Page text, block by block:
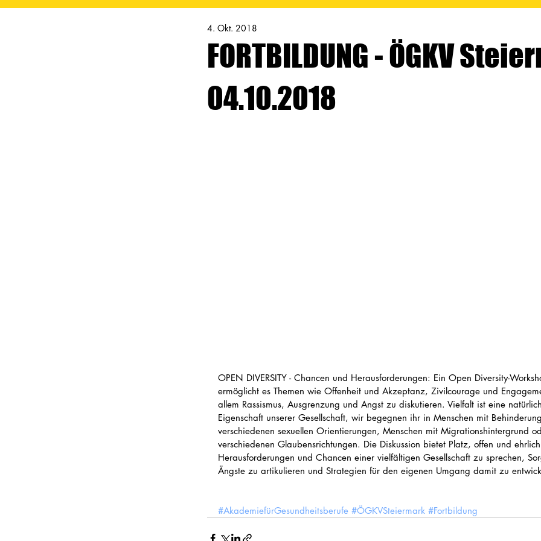
FORTBILDUNG - ÖGKV
04.10.2018
4. Okt. 2018
OPEN DIVERSITY - Chancen und Herausforderungen: Ein Open Diversity-
ermöglicht es Themen wie Offenheit und Akzeptanz, Zivilcourage und
allem Rassismus, Ausgrenzung und Angst zu diskutieren. Vielfalt ist eine
Eigenschaft unserer Gesellschaft, wir begegnen ihr in Menschen mit
verschiedenen sexuellen Orientierungen, Menschen mit Migrationshintergrund
verschiedenen Glaubensrichtungen. Die Diskussion bietet Platz, offen und
Herausforderungen und Chancen einer vielfältigen Gesellschaft zu sprechen,
Ängste zu artikulieren und Strategien für den eigenen Umgang damit zu
#AkademiefürGesundheitsberufe #ÖGKVSteiermark #Fortbildung